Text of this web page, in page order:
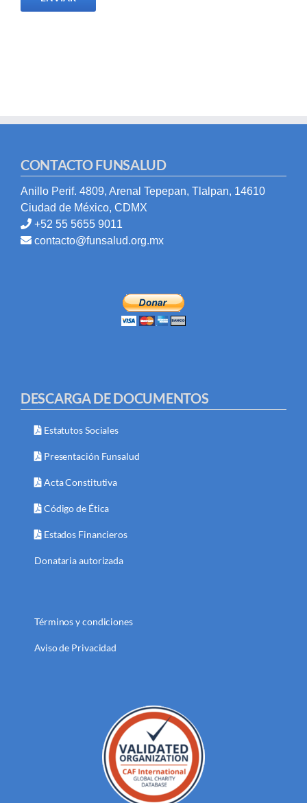
CONTACTO FUNSALUD
Anillo Perif. 4809, Arenal Tepepan, Tlalpan, 14610
Ciudad de México, CDMX
+52 55 5655 9011
contacto@funsalud.org.mx
DESCARGA DE DOCUMENTOS
Estatutos Sociales
Presentación Funsalud
Acta Constitutiva
Código de Ética
Estados Financieros
Donataria autorizada
Términos y condiciones
Aviso de Privacidad